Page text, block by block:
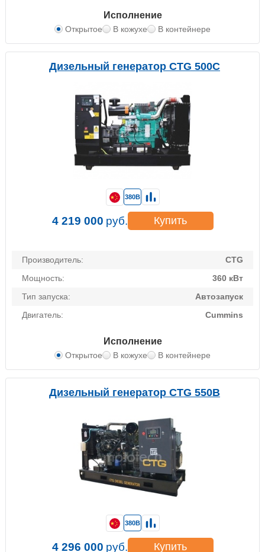
Исполнение
Открытое В кожухе В контейнере
Дизельный генератор CTG 500C
Производитель:
CTG
Мощность:
360 кВт
Тип запуска:
Автозапуск
Двигатель:
Cummins
Исполнение
Открытое В кожухе В контейнере
380В
4 219 000 руб. Купить
Дизельный генератор CTG 550B
380В
4 296 000 руб. Купить